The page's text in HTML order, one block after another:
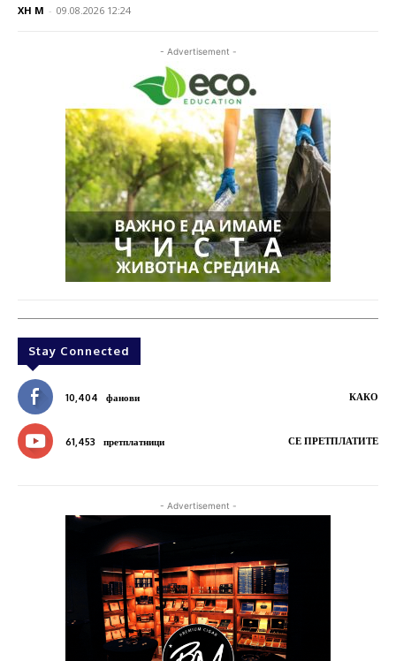
XH M - 09.08.2026 12:24
- Advertisement -
Stay Connected
10,404 фанови КАКО
61,453 претплатници СЕ ПРЕТПЛАТИТЕ
- Advertisement -